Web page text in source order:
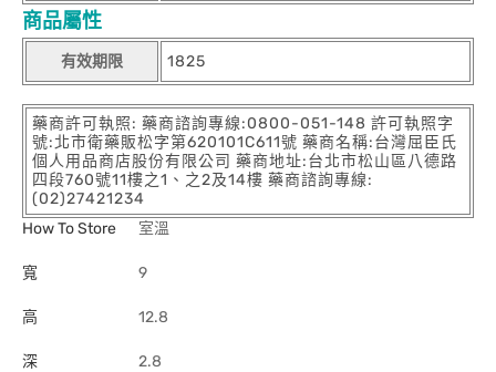
商品屬性
有效期限 1825
藥商許可執照: 藥商諮詢專線:0800-051-148 許可執照字
號:北市衛藥販松字第620101C611號 藥商名稱:台灣屈臣氏
個人用品商店股份有限公司 藥商地址:台北市松山區八德路
四段760號11樓之1、之2及14樓 藥商諮詢專線:
(02)27421234
How To Store
室溫
寬 9
高 12.8
深 2.8